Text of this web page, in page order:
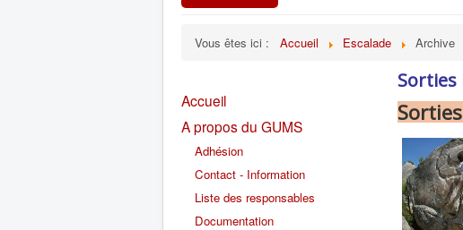
Vous êtes ici : Accueil Escalade Archive
Accueil
A propos du GUMS
Adhésion
Contact - Information
Liste des responsables
Documentation
Sorties